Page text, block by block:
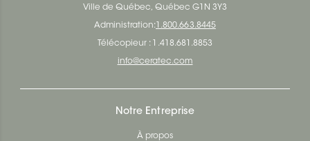
Ville de Québec, Québec G1N 3Y3
Administration: 1.800.663.8445
Télécopieur : 1.418.681.8853
info@ceratec.com
Notre Entreprise
À propos